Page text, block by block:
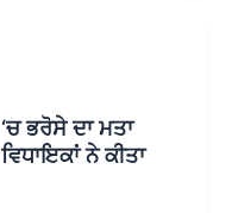
ਭਰੋਸੇ ਦਾ ਮਤਾ
ਨੇ ਕੀਤਾ